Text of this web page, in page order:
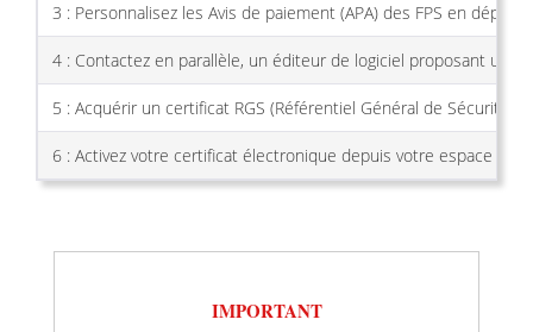
3 : Personnalisez les Avis de paiement (APA) des FPS en
4 : Contactez en parallèle, un éditeur de logiciel proposant une
5 : Acquérir un certificat RGS (Référentiel Général de Sécurité)
6 : Activez votre certificat électronique depuis votre espace
IMPORTANT